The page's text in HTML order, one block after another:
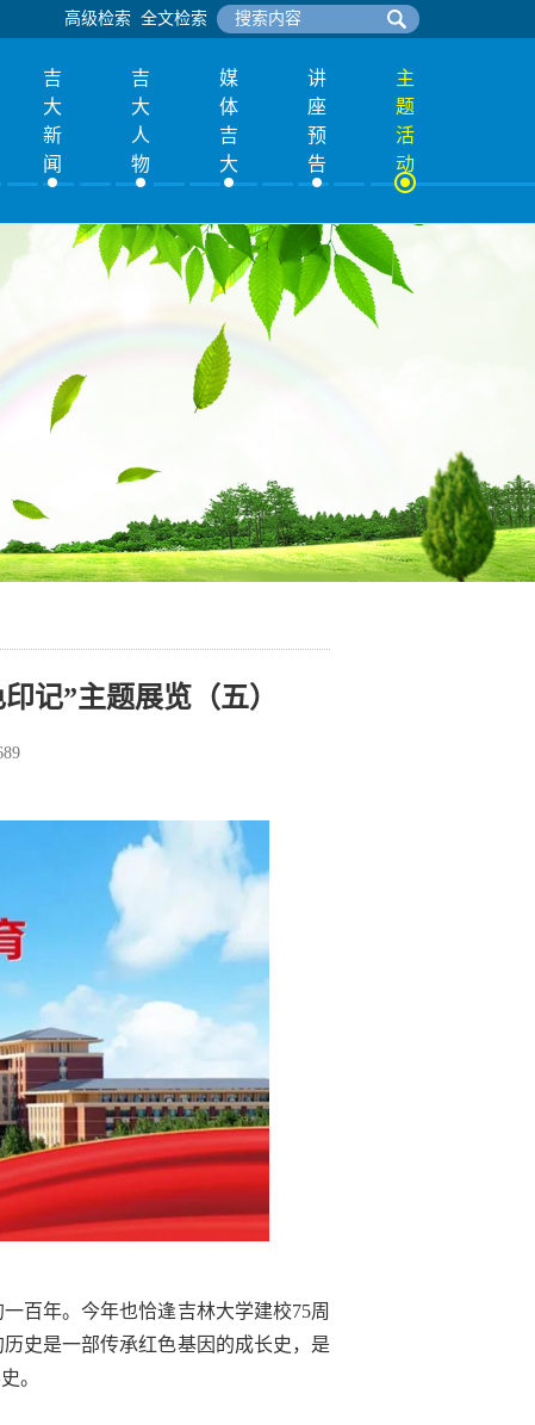
高级检索 全文检索
吉
大
新
闻
吉
大
人
物
媒
体
吉
大
讲
座
预
告
主
题
活
动
记”主题展览（五）
百年。今年也恰逢吉林大学建校75周
史是一部传承红色基因的成长史，是
。